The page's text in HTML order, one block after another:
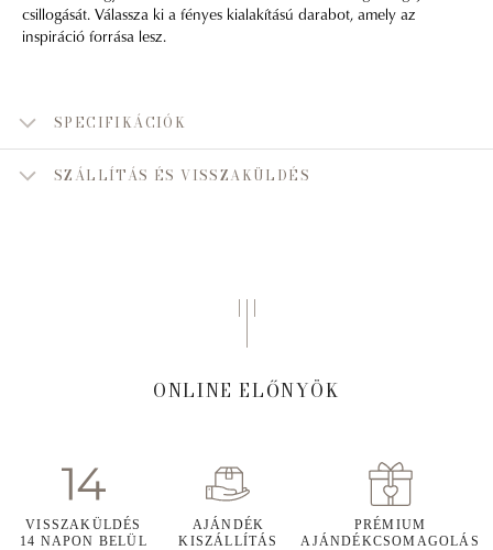
csillogását. Válassza ki a fényes kialakítású darabot, amely az
inspiráció forrása lesz.
SPECIFIKÁCIÓK
SZÁLLÍTÁS ÉS VISSZAKÜLDÉS
ONLINE ELŐNYÖK
VISSZAKÜLDÉS
14 NAPON BELÜL
AJÁNDÉK
KISZÁLLÍTÁS
PRÉMIUM
AJÁNDÉKCSOMAGOLÁS